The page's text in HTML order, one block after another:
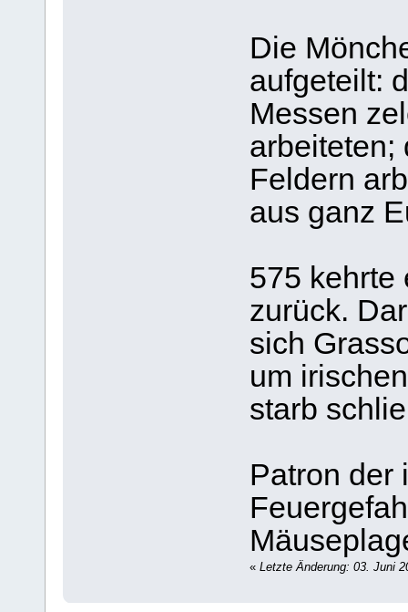
Die
aufgeteilt:
Messen
arbeiteten;
Feldern
aus ganz
575 kehrte
zurück.
sich
um
starb
Patron der
« Letzte Änderung: 03. Juni